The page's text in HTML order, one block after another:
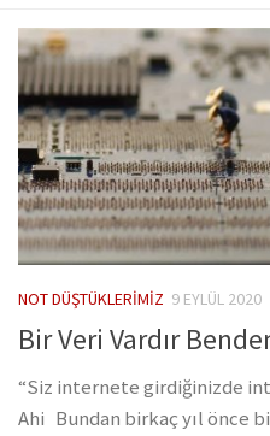
NOT DÜŞTÜKLERIMIZ 9 EYLÜL 2020
Bir Veri Vardır
“Siz internete girdiğinizde
Ahi Bundan birkaç yıl önce